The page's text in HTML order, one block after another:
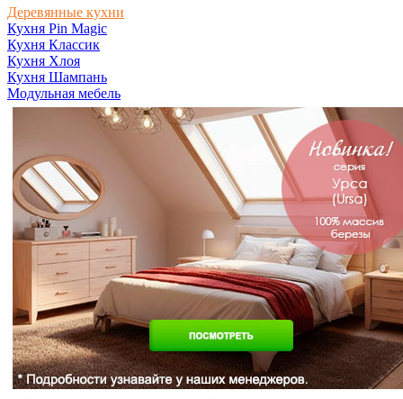
Деревянные кухни
Кухня Pin Magic
Кухня Классик
Кухня Хлоя
Кухня Шампань
Модульная мебель